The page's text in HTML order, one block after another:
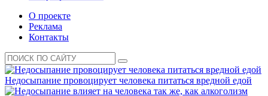
О проекте
Реклама
Контакты
Недосыпание провоцирует человека питаться вредной едой